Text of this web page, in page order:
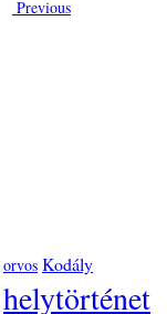
Previous
orvos Kodály
helytörténet